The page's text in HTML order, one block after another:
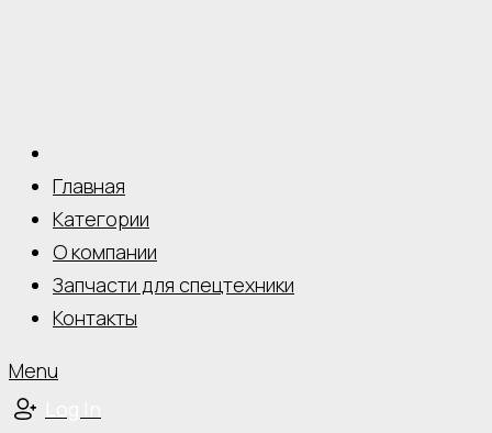
Главная
Категории
О компании
Запчасти для спецтехники
Контакты
Menu